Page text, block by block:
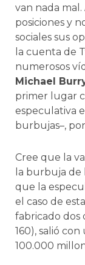
van nada
posiciones y
sociales sus
la cuenta de
numerosos
Michael
primer lugar
especulativa
burbujas–,
Cree que la
la burbuja de
que la
el caso de
fabricado dos
160), salió
100.000